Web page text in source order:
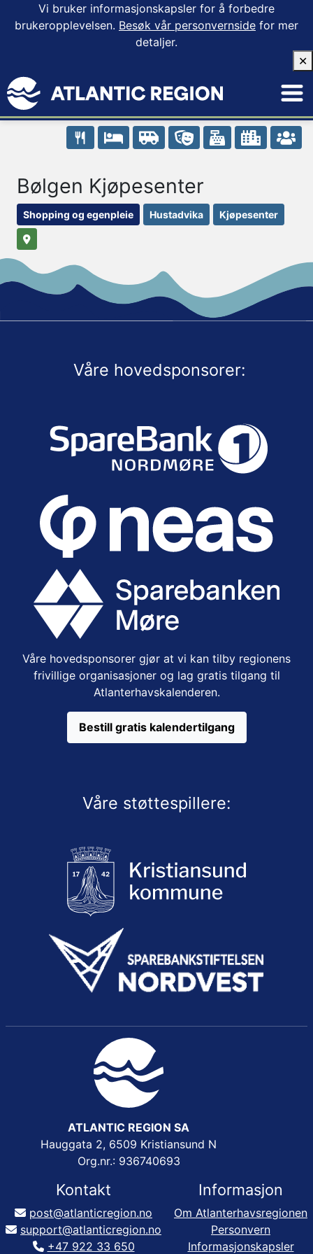
Vi bruker informasjonskapsler for å forbedre
brukeropplevelsen. Besøk vår personvernside for mer
detaljer.
✕
Bølgen Kjøpesenter
Shopping og egenpleie Hustadvika Kjøpesenter
Våre hovedsponsorer:
Våre hovedsponsorer gjør at vi kan tilby regionens
frivillige organisasjoner og lag gratis tilgang til
Atlanterhavskalenderen.
Bestill gratis kalendertilgang
Våre støttespillere:
ATLANTIC REGION SA
Hauggata 2, 6509 Kristiansund N
Org.nr.: 936740693
Kontakt
post@atlanticregion.no
support@atlanticregion.no
+47 922 33 650
Informasjon
Om Atlanterhavsregionen
Personvern
Informasjonskapsler